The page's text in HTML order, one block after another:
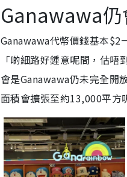
Ganawawa仍
Ganawawa代幣價錢基本$2
「啲細路好鍾意呢間，估
會是Ganawawa仍未完全開
面積會擴張至約13,000平方